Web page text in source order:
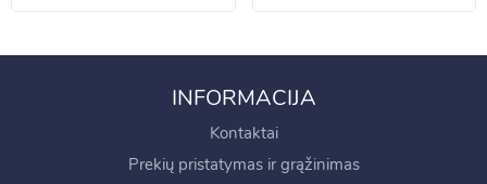
INFORMACIJA
Kontaktai
Prekių pristatymas ir grąžinimas